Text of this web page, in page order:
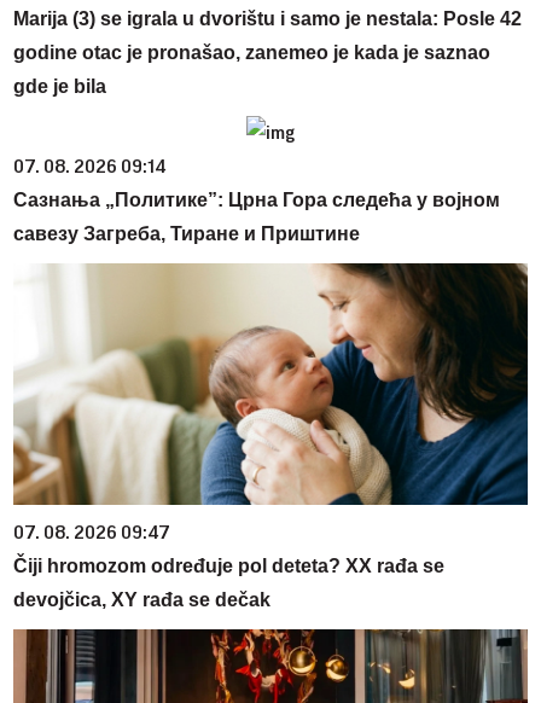
Marija (3) se igrala u dvorištu i samo je nestala: Posle 42
godine otac je pronašao, zanemeo je kada je saznao
gde je bila
07. 08. 2026 09:14
Сазнања „Политике”: Црна Гора следећа у војном
савезу Загреба, Тиране и Приштине
07. 08. 2026 09:47
Čiji hromozom određuje pol deteta? XX rađa se
devojčica, XY rađa se dečak